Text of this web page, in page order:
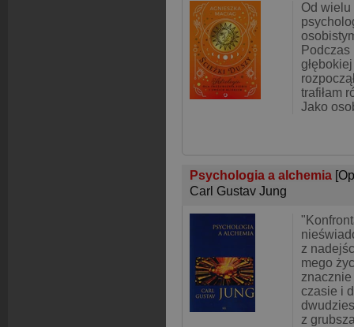
Od
trafiłam
Jako
Psychologia a alchemia
Carl Gustav Jung
z
mego
znacznie
czasie i
z